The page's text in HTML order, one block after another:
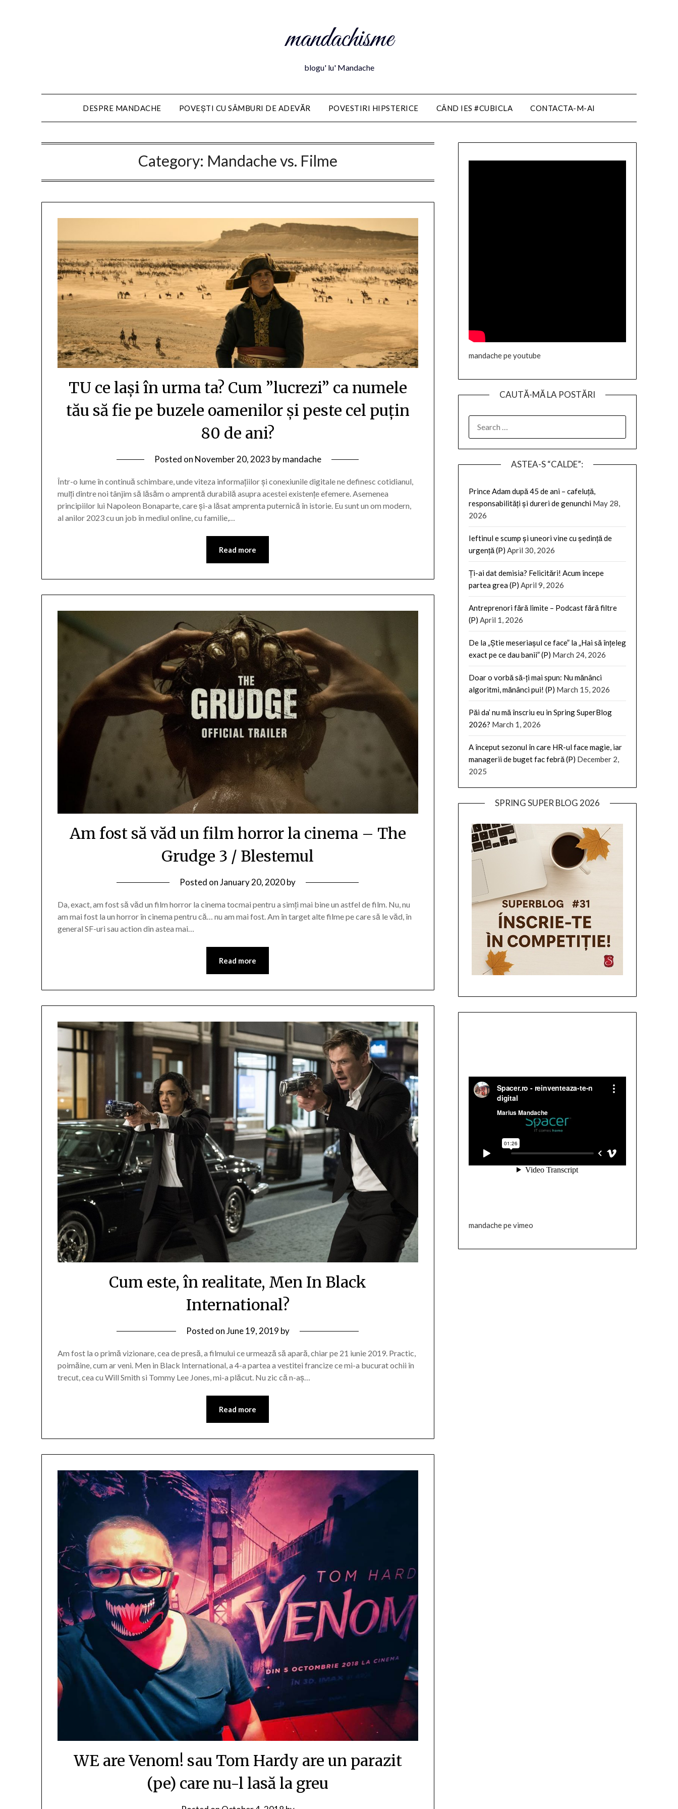
mandachisme
blogu' lu' Mandache
DESPRE MANDACHE POVEȘTI CU SÂMBURI DE ADEVĂR POVESTIRI HIPSTERICE CÂND IES #CUBICLA CONTACTA-M-AI
Category: Mandache vs. Filme
TU ce lași în urma ta? Cum ”lucrezi” ca numele
tău să fie pe buzele oamenilor și peste cel puțin
80 de ani?
Posted on November 20, 2023 bymandache
Într-o lume în continuă schimbare, unde viteza informațiilor și conexiunile digitale ne definesc cotidianul,
mulți dintre noi tânjim să lăsăm o amprentă durabilă asupra acestei existențe efemere. Asemenea
principiilor lui Napoleon Bonaparte, care și-a lăsat amprenta puternică în istorie. Eu sunt un om modern,
al anilor 2023 cu un job în mediul online, cu familie,…
Read more
Am fost să văd un film horror la cinema – The
Grudge 3 / Blestemul
Posted onJanuary 20, 2020by
Da, exact, am fost să văd un film horror la cinema tocmai pentru a simți mai bine un astfel de film. Nu, nu
am mai fost la un horror în cinema pentru că… nu am mai fost. Am în target alte filme pe care să le văd, în
general SF-uri sau action din astea mai…
Read more
Cum este, în realitate, Men In Black
International?
Posted onJune 19, 2019 by
Am fost la o primă vizionare, cea de presă, a filmului ce urmează să apară, chiar pe 21 iunie 2019. Practic,
poimăine, cum ar veni. Men in Black International, a 4-a partea a vestitei francize ce mi-a bucurat ochii în
trecut, cea cu Will Smith si Tommy Lee Jones, mi-a plăcut. Nu zic că n-aș…
Read more
WE are Venom! sau Tom Hardy are un parazit
(pe) care nu-l lasă la greu
mandache pe youtube
CAUTĂ-MĂ LA POSTĂRI
FOR:
ASTEA-S “CALDE”:
Prince Adam după 45 de ani – cafeluță,
responsabilități și dureri de genunchi May 28,
2026
Ieftinul e scump și uneori vine cu ședință de
urgență (P) April 30, 2026
Ți-ai dat demisia? Felicitări! Acum începe
partea grea (P) April 9, 2026
Antreprenori fără limite – Podcast fără filtre
(P) April 1, 2026
De la „Știe meseriașul ce face” la „Hai să înțeleg
exact pe ce dau banii” (P) March 24, 2026
Doar o vorbă să-ți mai spun: Nu mănânci
algoritmi, mănânci pui! (P) March 15, 2026
Păi da’ nu mă înscriu eu in Spring SuperBlog
2026? March 1, 2026
A început sezonul în care HR-ul face magie, iar
managerii de buget fac febră (P) December 2,
2025
SPRING SUPER BLOG 2026
mandache pe vimeo